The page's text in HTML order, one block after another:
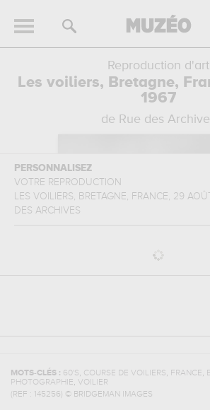
Reproduction d'art
Les voiliers, Bretagne,
1967
de Rue des
PERSONNALISEZ
VOTRE REPRODUCTION
LES VOILIERS, BRETAGNE, FRANCE, 29
DES ARCHIVES
MOTS-CLÉS : 60'S, COURSE DE VOILIERS, FRANCE,
PHOTOGRAPHIE, VOILIER
(REF :
145256) © BRIDGEMAN IMAGES